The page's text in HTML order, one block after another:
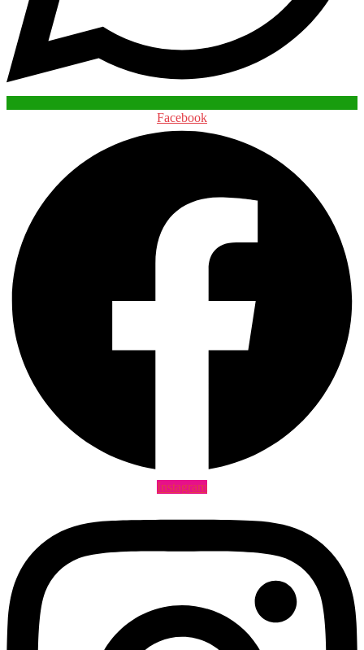
Facebook
Instagram